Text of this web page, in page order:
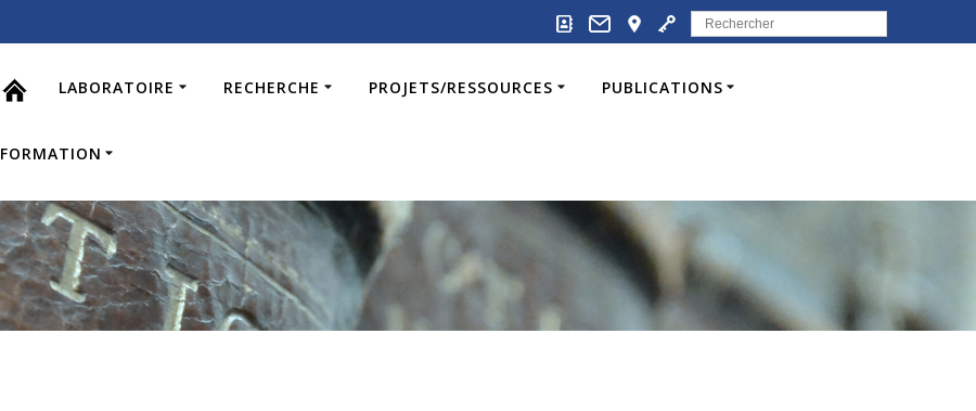
Search
for:
LABORATOIRE RECHERCHE PROJETS/RESSOURCES PUBLICATIONS
FORMATION